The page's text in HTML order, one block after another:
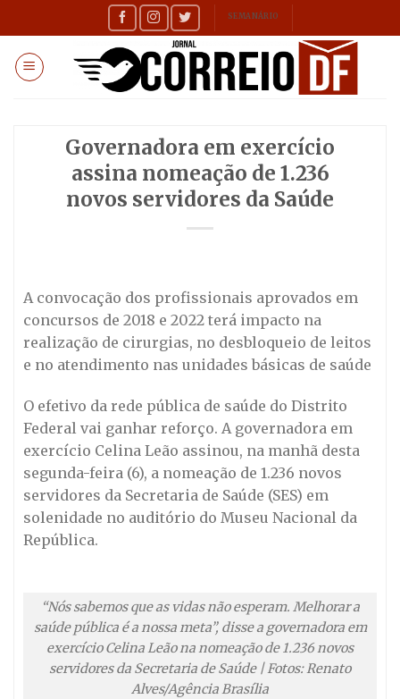
to
content
SEMANÁRIO
Governadora em exercício
assina nomeação de 1.236
novos servidores da Saúde
A convocação dos profissionais aprovados em
concursos de 2018 e 2022 terá impacto na
realização de cirurgias, no desbloqueio de leitos
e no atendimento nas unidades básicas de saúde
O efetivo da rede pública de saúde do Distrito
Federal vai ganhar reforço. A governadora em
exercício Celina Leão assinou, na manhã desta
segunda-feira (6), a nomeação de 1.236 novos
servidores da Secretaria de Saúde (SES) em
solenidade no auditório do Museu Nacional da
República.
“Nós sabemos que as vidas não esperam. Melhorar a
saúde pública é a nossa meta”, disse a governadora em
exercício Celina Leão na nomeação de 1.236 novos
servidores da Secretaria de Saúde | Fotos: Renato
Alves/Agência Brasília